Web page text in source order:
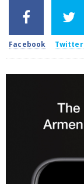
2k
SHARES
Facebook
1.5k
TWEETS
Twitter